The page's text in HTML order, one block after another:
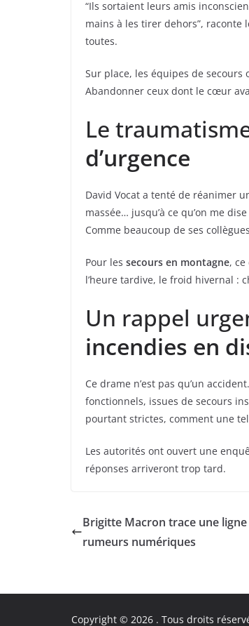
“Ils sortaient leurs amis
mains à les tirer dehors”,
toutes.
Sur place, les équipes de
Abandonner ceux dont le cœur
Le
d’urgence
David Vocat a tenté de réanimer
massée… jusqu’à ce qu’on me
Comme beaucoup de ses
Pour les secours en montagne,
l’heure tardive, le froid hivernal :
Un rappel
incendies en
Ce drame n’est pas qu’un
fonctionnels, issues de secours
pourtant strictes, comment une
Les autorités ont ouvert une
réponses arriveront trop tard.
Brigitte Macron trace une
rumeurs numériques
Copyright © 2026 . Tous droits